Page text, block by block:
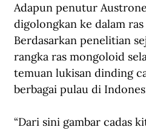
Adapun penutur
digolongkan ke dalam
Berdasarkan penelitian
rangka ras mongoloid
temuan lukisan dinding
berbagai pulau di
“Dari sini gambar cadas